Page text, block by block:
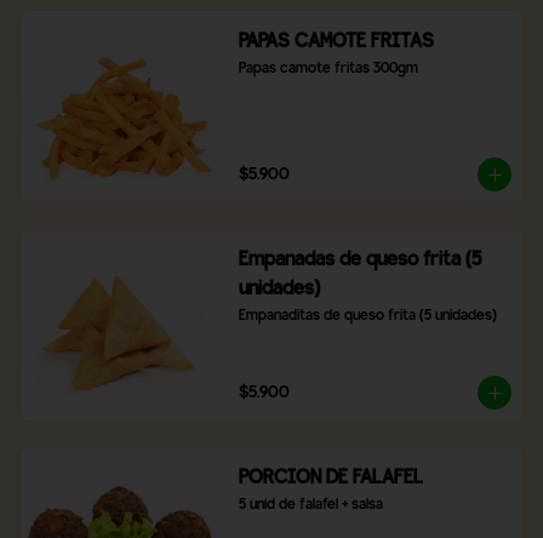
PAPAS CAMOTE FRITAS
Papas camote fritas 300gm
$5.900
Empanadas de queso frita (5
unidades)
Empanaditas de queso frita (5 unidades)
$5.900
PORCION DE FALAFEL
5 unid de falafel + salsa